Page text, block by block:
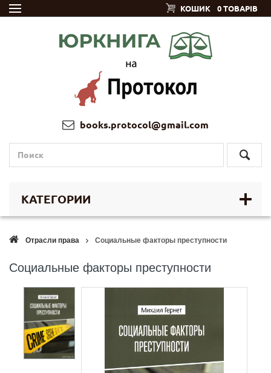
КОШИК 0 ТОВАРІВ
books.protocol@gmail.com
КАТЕГОРИИ
Отрасли права Социальные факторы преступности
Социальные факторы преступности